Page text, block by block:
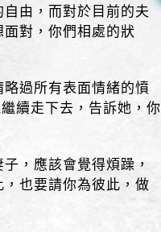
由，而對於目前的夫
對，你們相處的狀
過所有表面情緒的憤
續走下去，告訴她，你
，應該會覺得煩躁，
也要請你為彼此，做